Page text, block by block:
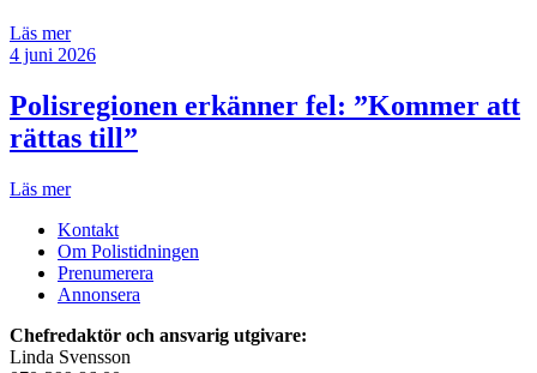
Läs mer
4 juni 2026
Polisregionen erkänner fel: ”Kommer att
rättas till”
Läs mer
Kontakt
Om Polistidningen
Prenumerera
Annonsera
Chefredaktör och ansvarig utgivare:
Linda Svensson